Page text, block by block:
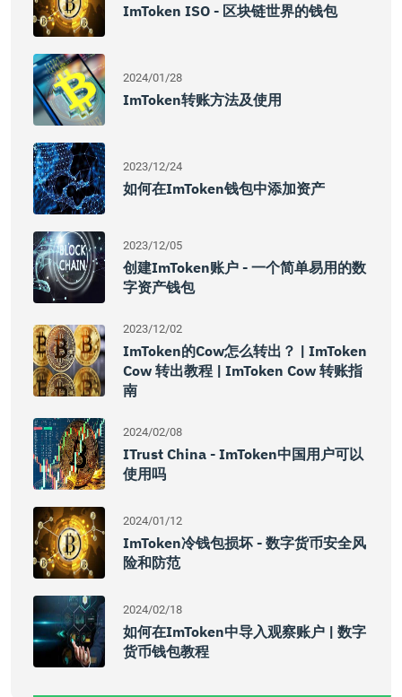
ImToken ISO - 区块链世界的钱包
2024/01/28
ImToken转账方法及使用
2023/12/24
如何在imToken钱包中添加资产
2023/12/05
创建imToken账户 - 一个简单易用的数
字资产钱包
2023/12/02
ImToken的Cow怎么转出？ | ImToken
Cow 转出教程 | ImToken Cow 转账指
南
2024/02/08
ITrust China - ImToken中国用户可以
使用吗
2024/01/12
ImToken冷钱包损坏 - 数字货币安全风
险和防范
2024/02/18
如何在imToken中导入观察账户 | 数字
货币钱包教程